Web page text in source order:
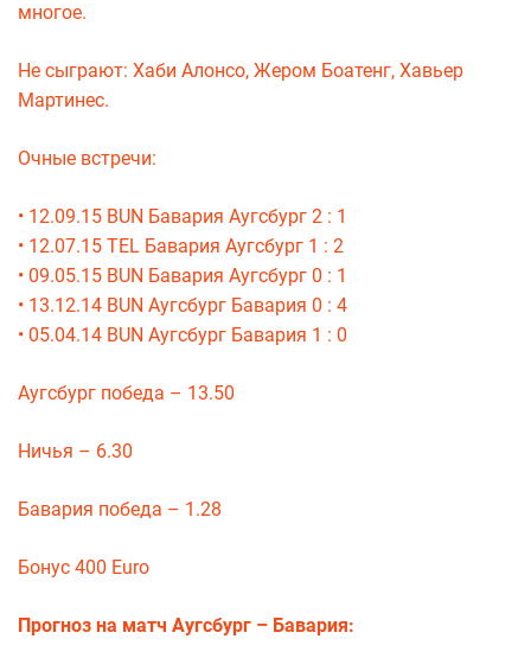
многое.
Не сыграют: Хаби Алонсо, Жером Боатенг, Хавьер
Мартинес.
Очные встречи:
• 12.09.15 BUN Бавария Аугсбург 2 : 1
• 12.07.15 TEL Бавария Аугсбург 1 : 2
• 09.05.15 BUN Бавария Аугсбург 0 : 1
• 13.12.14 BUN Аугсбург Бавария 0 : 4
• 05.04.14 BUN Аугсбург Бавария 1 : 0
Аугсбург победа – 13.50
Ничья – 6.30
Бавария победа – 1.28
Бонус 400 Euro
Прогноз на матч Аугсбург – Бавария: